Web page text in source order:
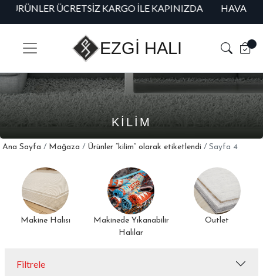
HAVALE/EFT ÖDEMELERINIZDE %5 ÖZEL INDIRIM!
EZGİ HALI
KILIM
Ana Sayfa / Mağaza / Ürünler “kilim” olarak etiketlendi / Sayfa 4
Makine Halısı
Makinede Yıkanabilir
Halılar
Outlet
Filtrele